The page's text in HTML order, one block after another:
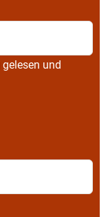
gelesen und